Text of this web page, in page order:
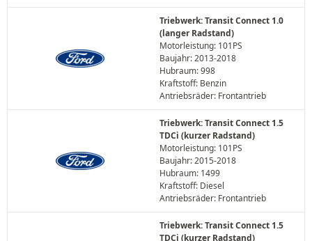
Triebwerk: Transit Connect 1.0
(langer Radstand)
Motorleistung: 101PS
Baujahr: 2013-2018
Hubraum: 998
Kraftstoff: Benzin
Antriebsräder: Frontantrieb
Triebwerk: Transit Connect 1.5
TDCi (kurzer Radstand)
Motorleistung: 101PS
Baujahr: 2015-2018
Hubraum: 1499
Kraftstoff: Diesel
Antriebsräder: Frontantrieb
Triebwerk: Transit Connect 1.5
TDCi (kurzer Radstand)